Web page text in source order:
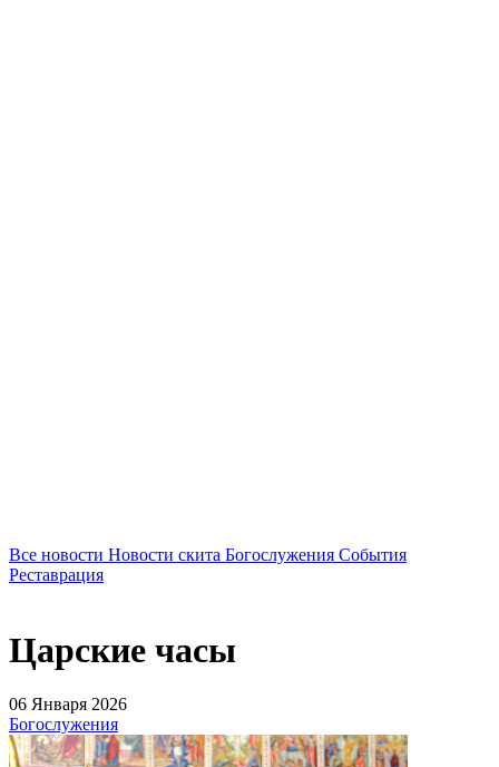
Все новости Новости скита Богослужения События
Реставрация
Царские часы
06 Января 2026
Богослужения